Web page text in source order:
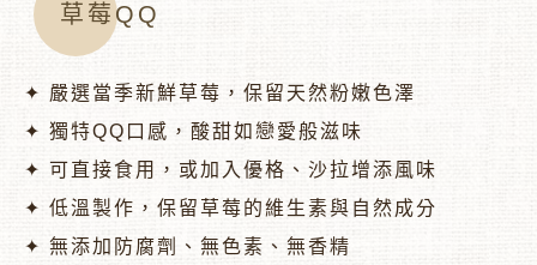
草莓QQ
✦ 嚴選當季新鮮草莓，保留天然粉嫩色澤
✦ 獨特QQ口感，酸甜如戀愛般滋味
✦ 可直接食用，或加入優格、沙拉增添風味
✦ 低溫製作，保留草莓的維生素與自然成分
✦ 無添加防腐劑、無色素、無香精